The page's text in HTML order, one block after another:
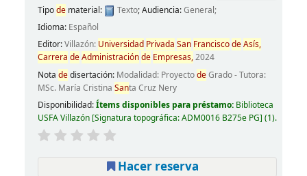
Tipodematerial: Texto; Audiencia:General;
Idioma: Español
Editor:Villazón: Universidad Privada San FranciscodeAsís,
Carrera deAdministraciónde Empresas,2024
Nota dedisertación: Modalidad: ProyectodeGrado - Tutora:
MSc. María Cristina Santa Cruz Nery
Disponibilidad:Ítems disponibles para préstamo: Biblioteca
USFA Villazón Signatura topográfica:ADM0016 B275e PG (1).
Hacer reserva